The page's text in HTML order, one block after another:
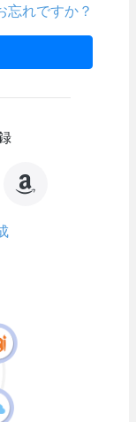
忘れですか？